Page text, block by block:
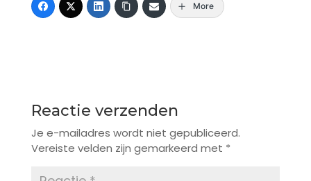
More
Reactie verzenden
Je e-mailadres wordt niet gepubliceerd.
Vereiste velden zijn gemarkeerd met *